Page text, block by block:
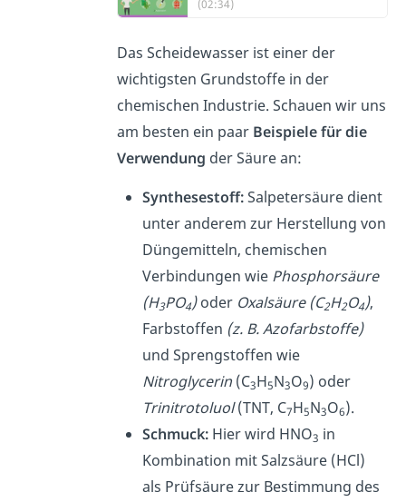
(02:34)
Das Scheidewasser ist einer der
wichtigsten Grundstoffe in der
chemischen Industrie. Schauen wir uns
am besten ein paar Beispiele für die
Verwendung der Säure an:
Synthesestoff:Salpetersäure dient
unter anderem zur Herstellung von
Düngemitteln, chemischen
Verbindungen wie Phosphorsäure
(H3PO4)oder Oxalsäure (C2H2O4),
Farbstoffen (z. B. Azofarbstoffe)
und Sprengstoffen wie
Nitroglycerin (C3H5N3O9) oder
Trinitrotoluol(TNT, C7H5N3O6).
Schmuck: Hier wird HNO3 in
Kombination mit Salzsäure (HCl)
als Prüfsäure zur Bestimmung des